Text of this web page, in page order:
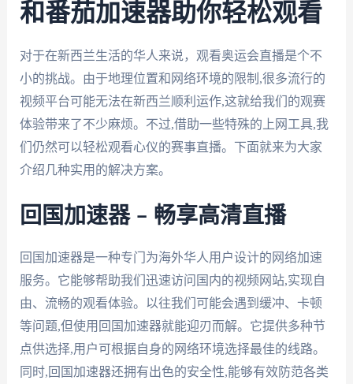
和番茄加速器助你轻松观看
对于在新西兰生活的华人来说，观看奥运会直播是个不
小的挑战。由于地理位置和网络环境的限制,很多流行的
视频平台可能无法在新西兰顺利运作,这就给我们的观赛
体验带来了不少麻烦。不过,借助一些特殊的上网工具,我
们仍然可以轻松观看心仪的赛事直播。下面就来为大家
介绍几种实用的解决方案。
回国加速器 – 畅享高清直播
回国加速器是一种专门为海外华人用户设计的网络加速
服务。它能够帮助我们迅速访问国内的视频网站,实现自
由、流畅的观看体验。以往我们可能会遇到缓冲、卡顿
等问题,但使用回国加速器就能迎刃而解。它提供多种节
点供选择,用户可根据自身的网络环境选择最佳的线路。
同时,回国加速器还拥有出色的安全性,能够有效防范各类